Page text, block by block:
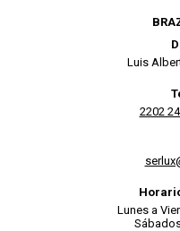
Luis
2202
Lunes a